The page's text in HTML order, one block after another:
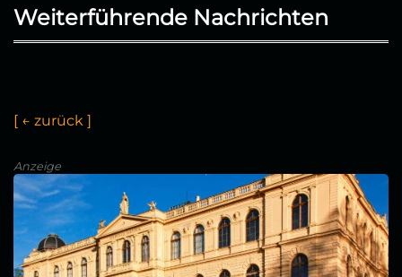
Weiterführende Nachrichten
[ ← zurück ]
Anzeige